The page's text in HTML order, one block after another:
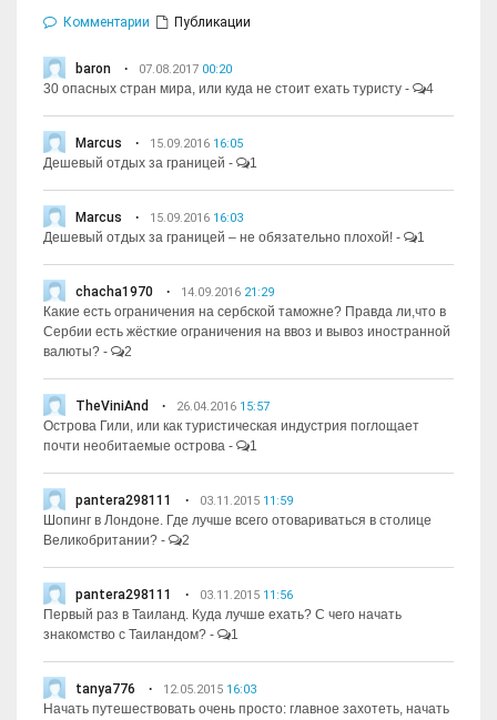
Комментарии Публикации
baron 07.08.2017 00:20
30 опасных стран мира, или куда не стоит ехать туристу - 4
Marcus 15.09.2016 16:05
Дешевый отдых за границей - 1
Marcus 15.09.2016 16:03
Дешевый отдых за границей – не обязательно плохой! - 1
chacha1970 14.09.2016 21:29
Какие есть ограничения на сербской таможне? Правда ли,что в
Сербии есть жёсткие ограничения на ввоз и вывоз иностранной
валюты? - 2
TheViniAnd 26.04.2016 15:57
Острова Гили, или как туристическая индустрия поглощает
почти необитаемые острова - 1
pantera298111 03.11.2015 11:59
Шопинг в Лондоне. Где лучше всего отовариваться в столице
Великобритании? - 2
pantera298111 03.11.2015 11:56
Первый раз в Таиланд. Куда лучше ехать? С чего начать
знакомство с Таиландом? - 1
tanya776 12.05.2015 16:03
Начать путешествовать очень просто: главное захотеть, начать